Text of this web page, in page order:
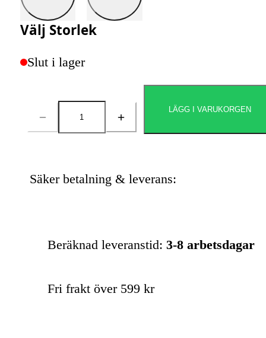
Välj Storlek
Slut i lager
Antal
LÄGG I VARUKORGEN
Säker betalning & leverans:
Beräknad leveranstid: 3-8 arbetsdagar
Fri frakt över 599 kr